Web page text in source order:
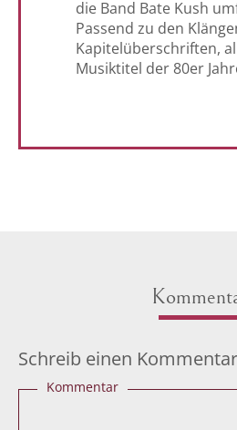
die Band Bate Kush
Passend zu den
Kapitelüberschriften,
Musiktitel der 80er
Schreib einen Kommentar
Kommentar